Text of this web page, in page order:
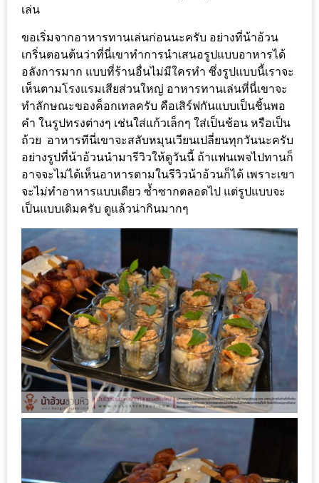
SHOP
TOP
รีวิว
ร้าน
อาหาร
ที่
เข้า
ชม
มาก
ที่สุด
ประจำ
ปี
2557
กิจกรรม
ชิง
รางวัล
สมาชิก
เล่น
ขอเริ่มจากอาหารทานเล่นก่อนนะครับ อย่างที่น้าอ้วน
เกริ่นตอนต้นว่าที่นี่เขาทำการนำเสนอรูปแบบอาหารได้
อลังการมาก แบบที่ร้านอื่นไม่มีใครทำ ซึ่งรูปแบบนี้เราจะ
เห็นตามโรงแรมเสียส่วนใหญ่ อาหารทานเล่นที่นี่เขาจะ
ทำลักษณะของค็อกเทลครับ คือเสิร์ฟกันแบบเป็นชิ้นพอ
คำ ในรูปทรงต่างๆ เช่นใส่แก้วเล็กๆ ใส่เป็นช้อน หรือเป็น
ถ้วย อาหารทีนี่เขาจะสลับหมุนเวียนเปลี่ยนทุกวันนะครับ
อย่างรูปที่น้าอ้วนนำมารีวิวให้ดูวันนี้ ถ้าแฟนเพจไปทานก็
อาจจะไม่ได้เห็นอาหารตามในรีวิวน้าอ้วนก็ได้ เพราะเขา
จะไม่ทำอาหารแบบเดียว ซ้ำซากตลอดไป แต่รูปแบบจะ
เป็นแบบเดิมครับ ดูแล้วน่ากินมากๆ